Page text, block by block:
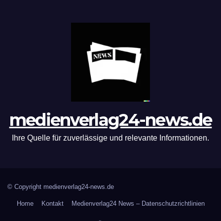
medienverlag24-news.de
Ihre Quelle für zuverlässige und relevante Informationen.
© Copyright medienverlag24-news.de
Home Kontakt Medienverlag24 News – Datenschutzrichtlinien